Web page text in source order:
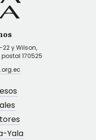
22 y Wilson,
170525
Yala